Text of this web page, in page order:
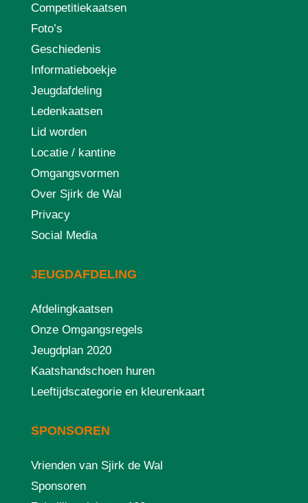
Competitiekaatsen
Foto’s
Geschiedenis
Informatieboekje
Jeugdafdeling
Ledenkaatsen
Lid worden
Locatie / kantine
Omgangsvormen
Over Sjirk de Wal
Privacy
Social Media
JEUGDAFDELING
Afdelingkaatsen
Onze Omgangsregels
Jeugdplan 2020
Kaatshandschoen huren
Leeftijdscategorie en kleurenkaart
SPONSOREN
Vrienden van Sjirk de Wal
Sponsoren